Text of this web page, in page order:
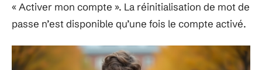
« Activer mon compte ». La réinitialisation de mot de
passe n’est disponible qu’une fois le compte activé.